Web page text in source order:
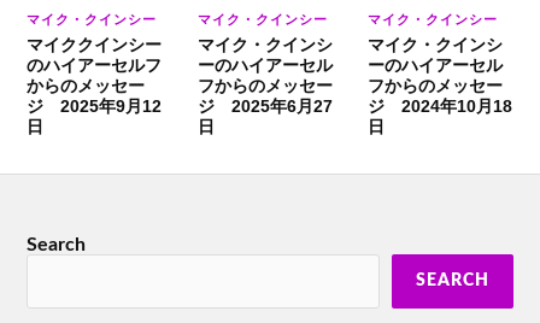
マイク・クインシー
マイククインシー
のハイアーセルフ
からのメッセー
ジ 2025年9月12
日
マイク・クインシー
マイク・クインシ
ーのハイアーセル
フからのメッセー
ジ 2025年6月27
日
マイク・クインシー
マイク・クインシ
ーのハイアーセル
フからのメッセー
ジ 2024年10月18
日
Search
SEARCH